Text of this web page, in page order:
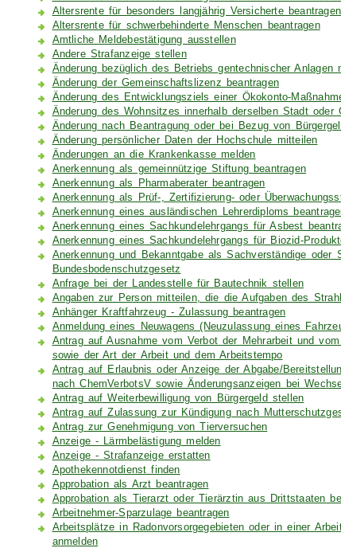
Altersrente für besonders langjährig Versicherte beantragen
Altersrente für schwerbehinderte Menschen beantragen
Amtliche Meldebestätigung ausstellen
Andere Strafanzeige stellen
Änderung bezüglich des Betriebs gentechnischer Anlagen
Änderung der Gemeinschaftslizenz beantragen
Änderung des Entwicklungsziels einer Ökokonto-
Änderung des Wohnsitzes innerhalb derselben Stadt oder
Änderung nach Beantragung oder bei Bezug von
Änderung persönlicher Daten der Hochschule mitteilen
Änderungen an die Krankenkasse melden
Anerkennung als gemeinnützige Stiftung beantragen
Anerkennung als Pharmaberater beantragen
Anerkennung als Prüf-, Zertifizierung- oder
Anerkennung eines ausländischen Lehrerdiploms
Anerkennung eines Sachkundelehrgangs für Asbest
Anerkennung eines Sachkundelehrgangs für Biozid-
Anerkennung und Bekanntgabe als Sachverständige oder
Bundesbodenschutzgesetz
Anfrage bei der Landesstelle für Bautechnik stellen
Angaben zur Person mitteilen, die die Aufgaben des
Anhänger Kraftfahrzeug - Zulassung beantragen
Anmeldung eines Neuwagens (Neuzulassung eines
Antrag auf Ausnahme vom Verbot der Mehrarbeit und
sowie der Art der Arbeit und dem Arbeitstempo
Antrag auf Erlaubnis oder Anzeige der Abgabe/
nach ChemVerbotsV sowie Änderungsanzeigen bei
Antrag auf Weiterbewilligung von Bürgergeld stellen
Antrag auf Zulassung zur Kündigung nach
Antrag zur Genehmigung von Tierversuchen
Anzeige - Lärmbelästigung melden
Anzeige - Strafanzeige erstatten
Apothekennotdienst finden
Approbation als Arzt beantragen
Approbation als Tierarzt oder Tierärztin aus Drittstaaten
Arbeitnehmer-Sparzulage beantragen
Arbeitsplätze in Radonvorsorgegebieten oder in einer
anmelden